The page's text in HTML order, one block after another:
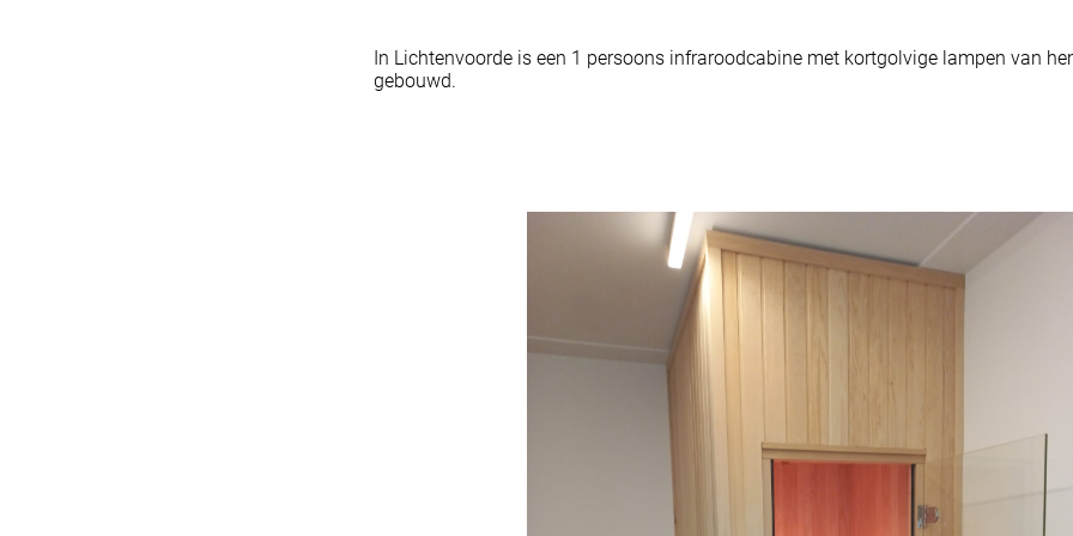
In Lichtenvoorde is een 1 persoons infraroodcabine met kortgolvige lampen van
gebouwd.